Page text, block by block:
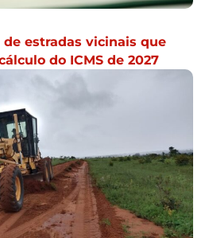
estradas vicinais que
do ICMS de 2027